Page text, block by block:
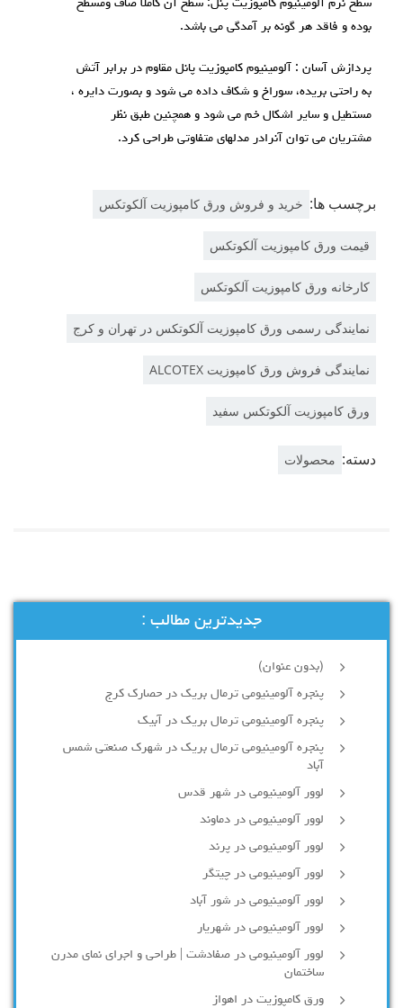
سطح نرم آلومینیوم کامپوزیت پنل: سطح آن كاملا صاف ومسطح
بوده و فاقد هر گونه بر آمدگی مي باشد.
پردازش آسان : آلومينيوم كامپوزيت پانل مقاوم در برابر آتش
به راحتي بريده، سوراخ و شكاف داده مي شود و بصورت دايره ،
مستطيل و ساير اشكال خم مي شود و همچنين طبق نظر
مشتريان می توان آنرادر مدلهای متفاوتی طراحی کرد.
برچسب ها: خرید و فروش ورق کامپوزیت آلکوتکس
قیمت ورق کامپوزیت آلکوتکس
کارخانه ورق کامپوزیت آلکوتکس
نمایندگی رسمی ورق کامپوزیت آلکوتکس در تهران و کرج
نمایندگی فروش ورق کامپوزیت ALCOTEX
ورق کامپوزیت آلکوتکس سفید
دسته: محصولات
جدیدترین مطالب :
(بدون عنوان)
پنجره آلومینیومی ترمال بریک در حصارک کرج
پنجره آلومینیومی ترمال بریک در آبیک
پنجره آلومینیومی ترمال بریک در شهرک صنعتی شمس
آباد
لوور آلومینیومی در شهر قدس
لوور آلومینیومی در دماوند
لوور آلومینیومی در پرند
لوور آلومینیومی در چیتگر
لوور آلومینیومی در شور آباد
لوور آلومينيومي در شهريار
لوور آلومینیومی در صفادشت | طراحی و اجرای نمای مدرن
ساختمان
ورق کامپوزیت در اهواز